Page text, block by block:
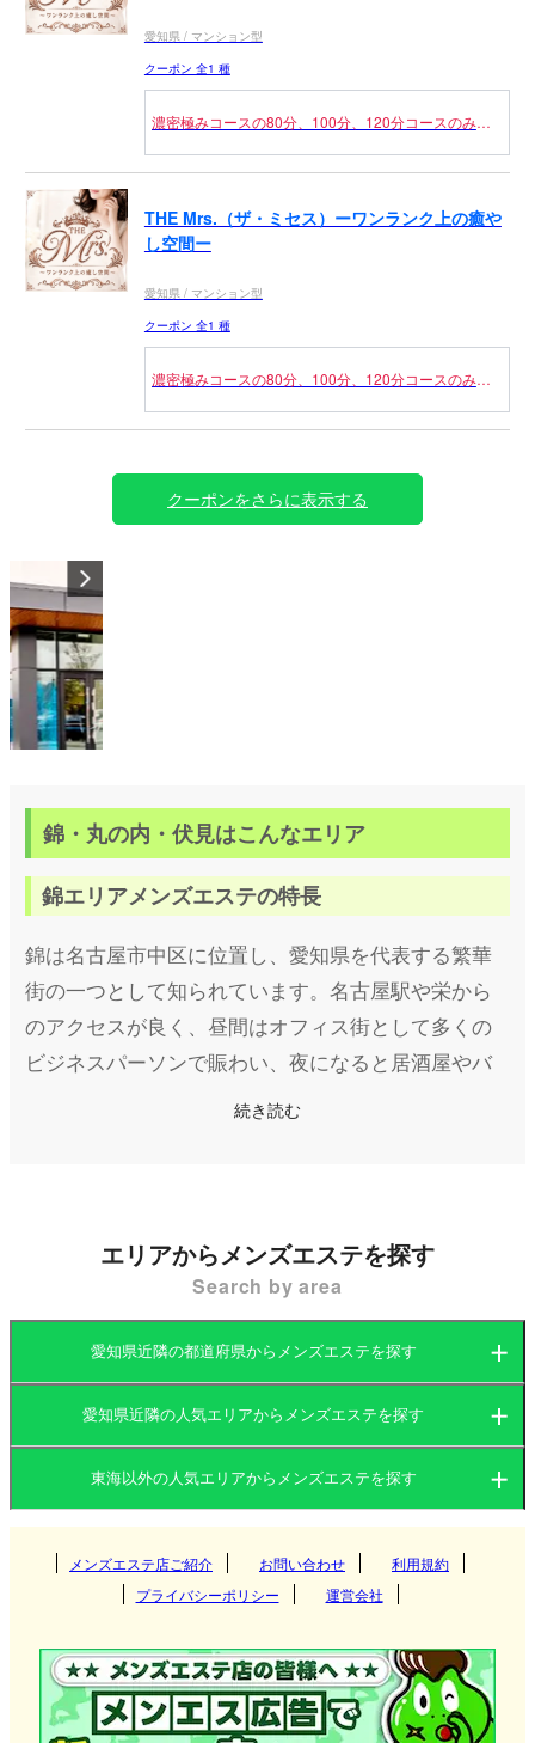
愛知県 / マンション型
クーポン 全1 種
濃密極みコースの80分、100分、120分コースのみに
予約割】とお伝えください。
前日の23：59分までのご予約にご利用ください。
THE Mrs.（ザ・ミセス）ーワンランク上の癒や
し空間ー
愛知県 / マンション型
クーポン 全1 種
濃密極みコースの80分、100分、120分コースのみと
申告制のクーポンになりますのでご利用の際は【新人
割】とお伝えください。
クーポンをさらに表示する
錦・丸の内・伏見はこんなエリア
錦エリアメンズエステの特長
錦は名古屋市中区に位置し、愛知県を代表する繁華
街の一つとして知られています。名古屋駅や栄から
のアクセスが良く、昼間はオフィス街として多くの
ビジネスパーソンで賑わい、夜になると居酒屋やバ
ー、クラブなどが立ち並び、活気に満ちた街へと変
す。大人の雰囲気漂うこのエリアにふさわしく、店
舗型や個室型を中心に、上質なサービスを提供する
られるよう、隠れ家的な個室サロンが人気を集めて
います。
錦メンズエステ店の選び方
錦のメンズエステ店は、洗練された高級マンション
やデザイナーズマンションを施術スペースとして利
用している店舗が多く、大人のための癒し空間が広
がります。忙しいビジネスパーソンにリラックスを
提供してくれる点が魅力的です。
続き読む
エリアからメンズエステを探す
Search by area
愛知県近隣の都道府県からメンズエステを探す
愛知県 岐阜県
三重県 静岡県
愛知県近隣の人気エリアからメンズエステを探す
名古屋
千種
岐阜県
多治見
松阪 静岡県
東海以外の人気エリアからメンズエステを探す
関東
栃木県 東京都
大阪府 京都府
北海道・東北
メンズエステ店ご紹介 お問い合わせ
利用規約
プライバシーポリシー
運営会社